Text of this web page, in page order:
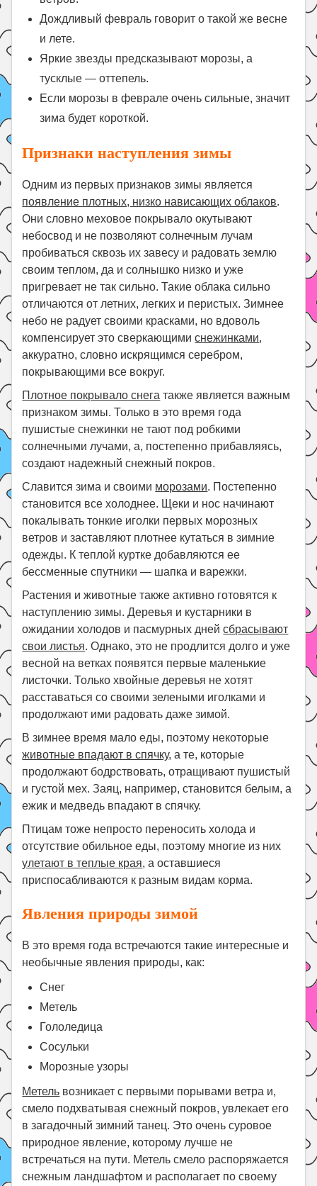
Дождливый февраль говорит о такой же весне
и лете.
Яркие звезды предсказывают морозы, а
тусклые — оттепель.
Если морозы в феврале очень сильные, значит
зима будет короткой.
Признаки наступления зимы
Одним из первых признаков зимы является
появление плотных, низко нависающих облаков.
Они словно меховое покрывало окутывают
небосвод и не позволяют солнечным лучам
пробиваться сквозь их завесу и радовать землю
своим теплом, да и солнышко низко и уже
пригревает не так сильно. Такие облака сильно
отличаются от летних, легких и перистых. Зимнее
небо не радует своими красками, но вдоволь
компенсирует это сверкающимиснежинками,
аккуратно, словно искрящимся серебром,
покрывающими все вокруг.
Плотное покрывало снега также является важным
признаком зимы. Только в это время года
пушистые снежинки не тают под робкими
солнечными лучами, а, постепенно прибавляясь,
создают надежный снежный покров.
Славится зима и своими морозами. Постепенно
становится все холоднее. Щеки и нос начинают
покалывать тонкие иголки первых морозных
ветров и заставляют плотнее кутаться в зимние
одежды. К теплой куртке добавляются ее
бессменные спутники — шапка и варежки.
Растения и животные также активно готовятся к
наступлению зимы. Деревья и кустарники в
ожидании холодов и пасмурных днейсбрасывают
свои листья. Однако, это не продлится долго и уже
весной на ветках появятся первые маленькие
листочки. Только хвойные деревья не хотят
расставаться со своими зелеными иголками и
продолжают ими радовать даже зимой.
В зимнее время мало еды, поэтому некоторые
животные впадают в спячку, а те, которые
продолжают бодрствовать, отращивают пушистый
и густой мех. Заяц, например, становится белым, а
ежик и медведь впадают в спячку.
Птицам тоже непросто переносить холода и
отсутствие обильное еды, поэтому многие из них
улетают в теплые края, а оставшиеся
приспосабливаются к разным видам корма.
Явления природы зимой
В это время года встречаются такие интересные и
необычные явления природы, как:
Снег
Метель
Гололедица
Сосульки
Морозные узоры
Метель возникает с первыми порывами ветра и,
смело подхватывая снежный покров, увлекает его
в загадочный зимний танец. Это очень суровое
природное явление, которому лучше не
встречаться на пути. Метель смело распоряжается
снежным ландшафтом и располагает по своему